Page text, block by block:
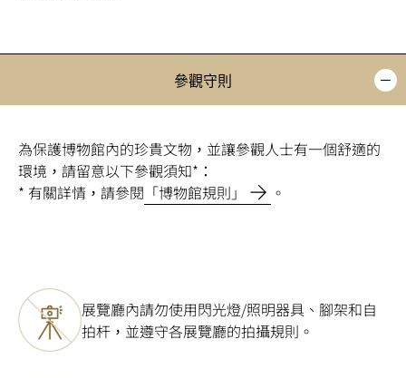
參觀守則
為保護博物館內的珍貴文物，並讓參觀人士有一個舒適的
環境，請留意以下參觀須知*：
* 有關詳情，請參閱 「博物館規則」 。
展覽廳內請勿使用閃光燈/照明器具、腳架和自
拍杆，並遵守各展覽廳的拍攝規則。